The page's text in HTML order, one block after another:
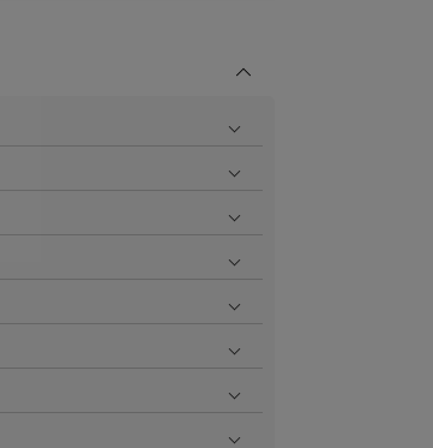
AMEX、Diners）
しくは
ます。